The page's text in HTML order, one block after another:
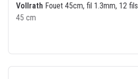
Vollrath Fouet 45cm, fil 1.3mm, 12 fils
45 cm